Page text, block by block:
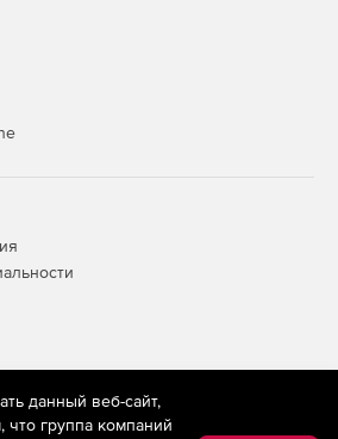
ее деятельность на
store.softline.ru применяются
(информационные технологии
данный веб-сайт,
что группа компаний